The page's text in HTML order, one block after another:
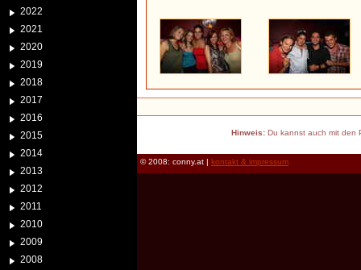
2022
2021
2020
2019
2018
2017
2016
2015
2014
2013
2012
2011
2010
2009
2008
Hinweis:Du kannst auch mit den
© 2008: conny.at | kontakt & impressum